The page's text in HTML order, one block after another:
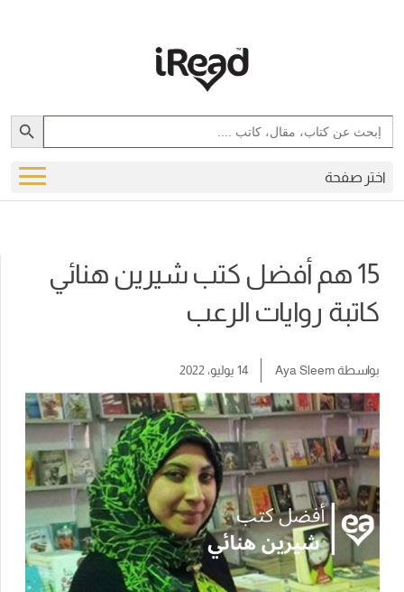
Search
for:
Search Button
اختر صفحة
15 هم أفضل كتب شيرين هنائي
كاتبة روايات الرعب
بواسطةAya Sleem 14 يوليو، 2022